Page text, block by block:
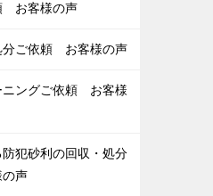
お客様の声
分ご依頼 お客様の声
ニングご依頼 お客様
犯砂利の回収・処分
声